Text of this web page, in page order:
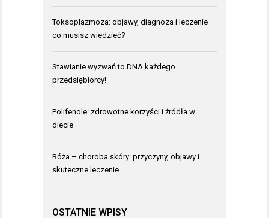
Toksoplazmoza: objawy, diagnoza i leczenie –
co musisz wiedzieć?
Stawianie wyzwań to DNA każdego
przedsiębiorcy!
Polifenole: zdrowotne korzyści i źródła w
diecie
Róża – choroba skóry: przyczyny, objawy i
skuteczne leczenie
OSTATNIE WPISY